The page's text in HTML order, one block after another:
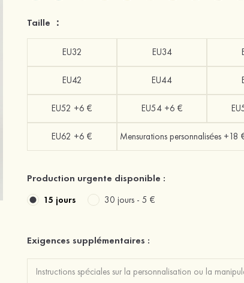
Taille ：
EU32 EU34
EU42 EU44
EU52 +6 € EU54 +6 €
EU62 +6 € Mensurations personnalisées +18
Production urgente disponible :
15 jours 30 jours - 5 €
Exigences supplémentaires :